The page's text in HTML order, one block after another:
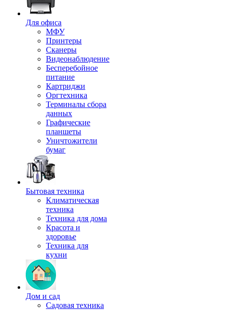
Для офиса
МФУ
Принтеры
Сканеры
Видеонаблюдение
Бесперебойное
питание
Картриджи
Оргтехника
Терминалы сбора
данных
Графические
планшеты
Уничтожители
бумаг
Бытовая техника
Климатическая
техника
Техника для дома
Красота и
здоровье
Техника для
кухни
Дом и сад
Садовая техника